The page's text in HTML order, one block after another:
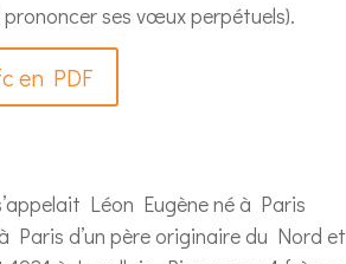
ses vœux perpétuels).
en PDF
Léon Eugène né à Paris
Paris d’un père originaire du Nord et